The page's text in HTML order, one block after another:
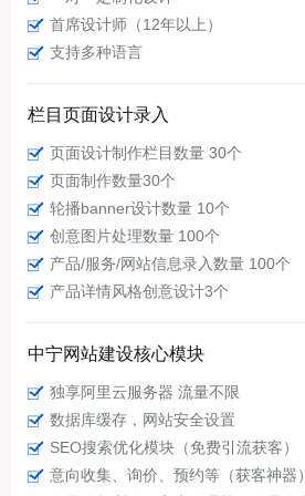
首席设计师（12年以上）
支持多种语言
栏目页面设计录入
页面设计制作栏目数量 30个
页面制作数量30个
轮播banner设计数量 10个
创意图片处理数量 100个
产品/服务/网站信息录入数量 100个
产品详情风格创意设计3个
中宁网站建设核心模块
独享阿里云服务器 流量不限
数据库缓存，网站安全设置
SEO搜索优化模块（免费引流获客）
意向收集、询价、预约等（获客神器）